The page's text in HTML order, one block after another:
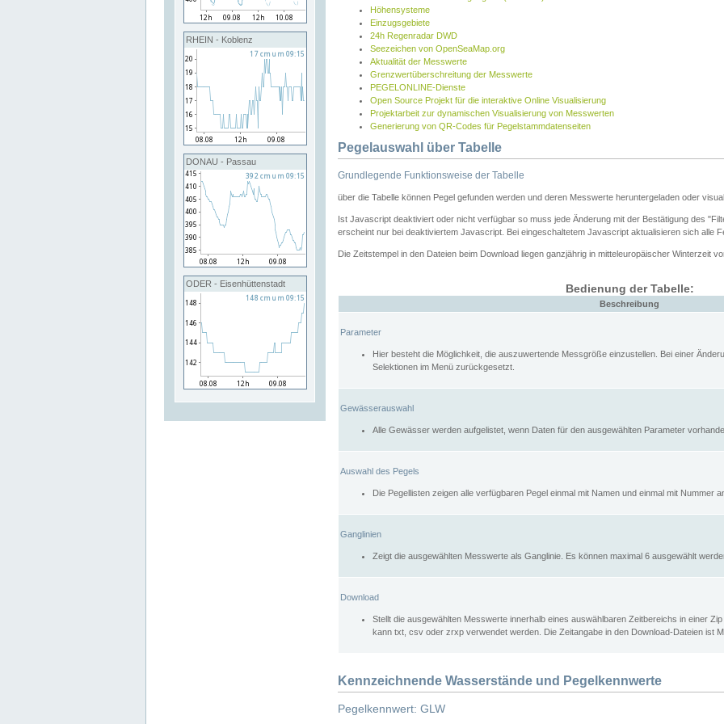
RHEIN - Koblenz
DONAU - Passau
ODER - Eisenhüttenstadt
Höhensysteme
Einzugsgebiete
24h Regenradar DWD
Seezeichen von OpenSeaMap.org
Aktualität der Messwerte
Grenzwertüberschreitung der Messwerte
PEGELONLINE-Dienste
Open Source Projekt für die interaktive Online Visualisierung
Projektarbeit zur dynamischen Visualisierung von Messwerten
Generierung von QR-Codes für Pegelstammdatenseiten
Pegelauswahl über Tabelle
Grundlegende Funktionsweise der Tabelle
über die Tabelle können Pegel gefunden werden und deren Messwerte heruntergeladen oder
Ist Javascript deaktiviert oder nicht verfügbar so muss jede Änderung mit der Bestätigung des
erscheint nur bei deaktiviertem Javascript. Bei eingeschaltetem Javascript aktualisieren sich alle
Die Zeitstempel in den Dateien beim Download liegen ganzjährig in mitteleuropäischer Winterzeit
Bedienung der Tabelle:
Beschreibung
Parameter
Hier besteht die Möglichkeit, die auszuwertende Messgröße einzustellen. Bei einer
Selektionen im Menü zurückgesetzt.
Gewässerauswahl
Alle Gewässer werden aufgelistet, wenn Daten für den ausgewählten Parameter
Auswahl des Pegels
Die Pegellisten zeigen alle verfügbaren Pegel einmal mit Namen und einmal mit Nummer
Ganglinien
Zeigt die ausgewählten Messwerte als Ganglinie. Es können maximal 6 ausgewählt
Download
Stellt die ausgewählten Messwerte innerhalb eines auswählbaren Zeitbereichs in einer
kann txt, csv oder zrxp verwendet werden. Die Zeitangabe in den Download-Dateien ist
Kennzeichnende Wasserstände und Pegelkennwerte
Pegelkennwert: GLW